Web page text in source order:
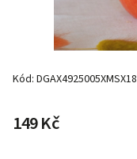
Kód: DGAX4925005XMSX18
149 Kč